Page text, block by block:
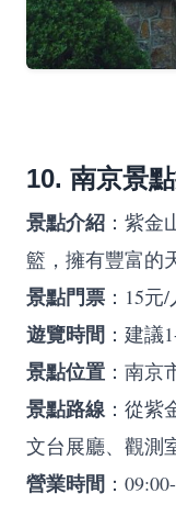
10. 南京景
景點介紹 ：紫
籃，擁有豐富的
景點門票 ：15元/
遊覽時間 ：建議
景點位置 ：南京
景點路線：從紫
文台展廳、觀測
營業時間 ：